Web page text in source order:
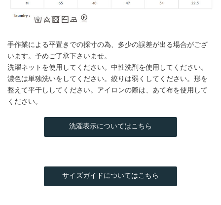
手作業による平置きでの採寸の為、多少の誤差が出る場合がござ
います。予めご了承下さいませ。
洗濯ネットを使用してください。中性洗剤を使用してください。
濃色は単独洗いをしてください。絞りは弱くしてください。形を
整えて平干ししてください。アイロンの際は、あて布を使用して
ください。
洗濯表示についてはこちら
サイズガイドについてはこちら